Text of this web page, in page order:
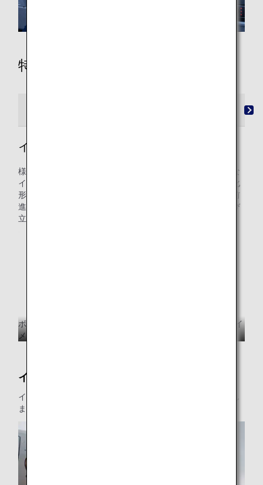
特別機
イーブイジェット NH
様々な姿に進化できる可能性を秘めているイーブイ。そんな
イーブイとシャワーズ、サンダース、ブースターなどの進化
形のポケモンがピカチュウと一緒に未来に向かって力強く前
進していく姿を描いています。期待を胸に新たな場所に飛び
立つ人々と共に空の旅へと出発します。
ボーイング777-300ER型機（212席）機番JA784A（右側面イ
メージ）
イーブイジェットNHの舞台裏大公開
イーブイジェットができあがるまでの塗装の裏側をお見せし
ます